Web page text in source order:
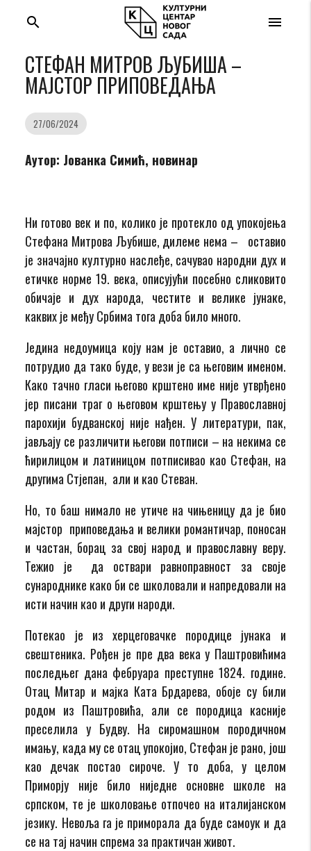
menu
search
СТЕФАН МИТРОВ ЉУБИША –
МАЈСТОР ПРИПОВЕДАЊА
27/06/2024
Аутор: Јованка Симић, новинар
Ни готово век и по, колико је протекло од упокојења
Стефана Митрова Љубише, дилеме нема – оставио
је значајно културно наслеђе, сачувао народни дух и
етичке норме 19. века, описујући посебно сликовито
обичаје и дух народа, честите и велике јунаке,
каквих је међу Србима тога доба било много.
Једина недоумица коју нам је оставио, а лично се
потрудио да тако буде, у вези је са његовим именом.
Како тачно гласи његово крштено име није утврђено
јер писани траг о његовом крштењу у Православној
парохији будванској није нађен. У литератури, пак,
јављају се различити његови потписи – на некима се
ћирилицом и латиницом потписивао као Стефан, на
другима Стјепан, али и као Стеван.
Но, то баш нимало не утиче на чињеницу да је био
мајстор приповедања и велики романтичар, поносан
и частан, борац за свој народ и православну веру.
Тежио је да оствари равноправност за своје
сународнике како би се школовали и напредовали на
исти начин као и други народи.
Потекао је из херцеговачке породице јунака и
свештеника. Рођен је пре два века у Паштровићима
последњег дана фебруара преступне 1824. године.
Отац Митар и мајка Ката Брдарева, обоје су били
родом из Паштровића, али се породица касније
преселила у Будву. На сиромашном породичном
имању, када му се отац упокојио, Стефан је рано, још
као дечак постао сироче. У то доба, у целом
Приморју није било ниједне основне школе на
српском, те је школовање отпочео на италијанском
језику. Невоља га је приморала да буде самоук и да
се на тај начин спрема за практичан живот.